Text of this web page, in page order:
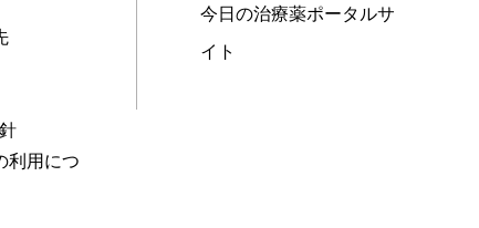
利用につ
今日の治療薬ポータルサ
イト